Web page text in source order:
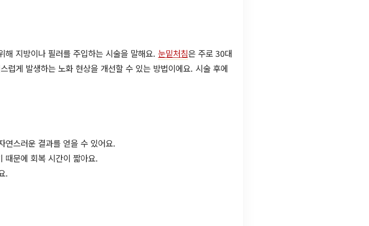
지방이나 필러를 주입하는 시술을 말해요. 눈밑처침은 주로 30대
럽게 발생하는 노화 현상을 개선할 수 있는 방법이에요. 시술 후에
연스러운 결과를 얻을 수 있어요.
때문에 회복 시간이 짧아요.
.